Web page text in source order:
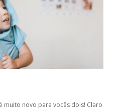
muito novo para vocês dois! Claro